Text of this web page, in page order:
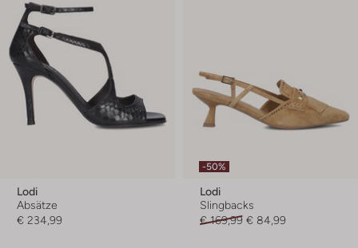
Lodi
Absätze
€ 234,99
-50%
Lodi
Slingbacks
€ 169,99 € 84,99